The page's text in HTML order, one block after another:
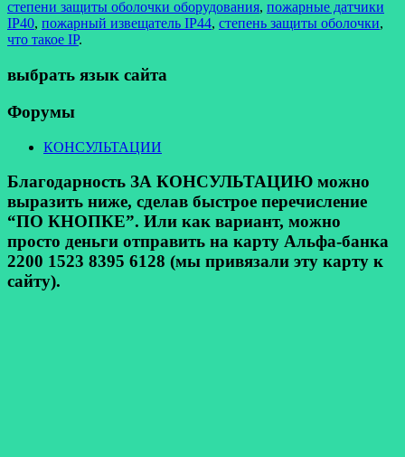
степени защиты оболочки оборудования, пожарные датчики
IP40, пожарный извещатель IP44, степень защиты оболочки,
что такое IP.
выбрать язык сайта
Форумы
КОНСУЛЬТАЦИИ
Благодарность ЗА КОНСУЛЬТАЦИЮ можно
выразить ниже, сделав быстрое перечисление
“ПО КНОПКЕ”. Или как вариант, можно
просто деньги отправить на карту Альфа-банка
2200 1523 8395 6128 (мы привязали эту карту к
сайту).